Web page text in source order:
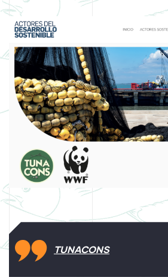
TUNACONS